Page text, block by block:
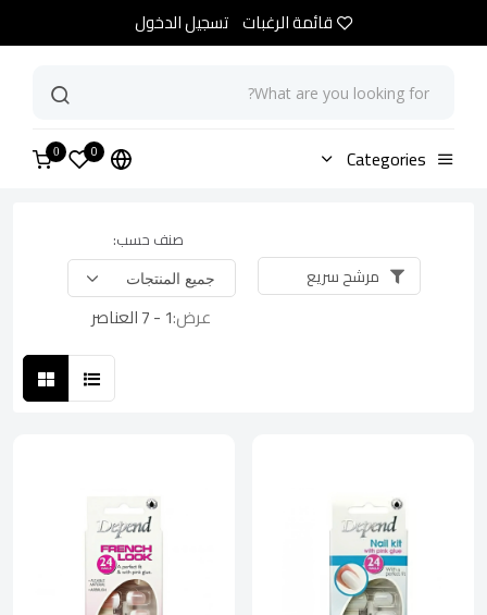
قائمة الرغبات تسجيل الدخول
Categories
0
0
مرشح سريع
صنف حسب:
عرض:1 - 7 العناصر